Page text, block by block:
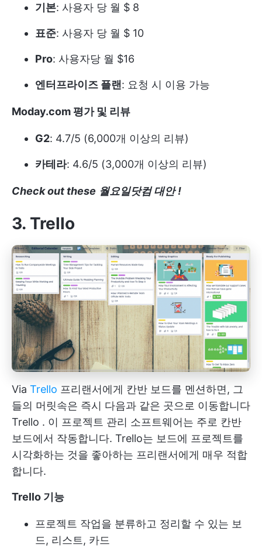
기본: 사용자 당 월 $ 8
표준: 사용자 당 월 $ 10
Pro: 사용자당 월 $16
엔터프라이즈 플랜 : 요청 시 이용 가능
Moday.com 평가 및 리뷰
G2: 4.7/5 (6,000개 이상의 리뷰)
카테라: 4.6/5 (3,000개 이상의 리뷰)
Check out these 월요일닷컴 대안 !
3. Trello
Via Trello 프리랜서에게 칸반 보드를 멘션하면, 그
들의 머릿속은 즉시 다음과 같은 곳으로 이동합니다
Trello . 이 프로젝트 관리 소프트웨어는 주로 칸반
보드에서 작동합니다. Trello는 보드에 프로젝트를
시각화하는 것을 좋아하는 프리랜서에게 매우 적합
합니다.
Trello 기능
프로젝트 작업을 분류하고 정리할 수 있는 보
드, 리스트, 카드